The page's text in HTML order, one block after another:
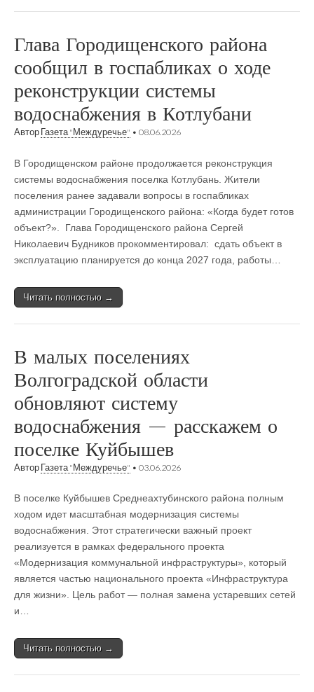
Глава Городищенского района
сообщил в госпабликах о ходе
реконструкции системы
водоснабжения в Котлубани
Автор Газета "Междуречье" • 08.06.2026
В Городищенском районе продолжается реконструкция
системы водоснабжения поселка Котлубань. Жители
поселения ранее задавали вопросы в госпабликах
администрации Городищенского района: «Когда будет готов
объект?». Глава Городищенского района Сергей
Николаевич Будников прокомментировал: сдать объект в
эксплуатацию планируется до конца 2027 года, работы…
Читать полностью →
В малых поселениях
Волгоградской области
обновляют систему
водоснабжения — расскажем о
поселке Куйбышев
Автор Газета "Междуречье" • 03.06.2026
В поселке Куйбышев Среднеахтубинского района полным
ходом идет масштабная модернизация системы
водоснабжения. Этот стратегически важный проект
реализуется в рамках федерального проекта
«Модернизация коммунальной инфраструктуры», который
является частью национального проекта «Инфраструктура
для жизни». Цель работ — полная замена устаревших сетей
и…
Читать полностью →